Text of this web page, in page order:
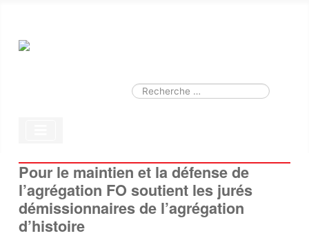
Valider
Pour le maintien et la défense de
l’agrégation FO soutient les jurés
démissionnaires de l’agrégation
d’histoire